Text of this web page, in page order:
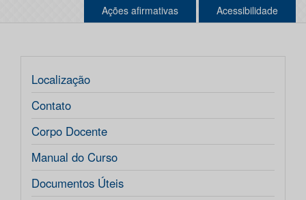
Ações afirmativas Acessibilidade
Localização
Contato
Corpo Docente
Manual do Curso
Documentos Úteis